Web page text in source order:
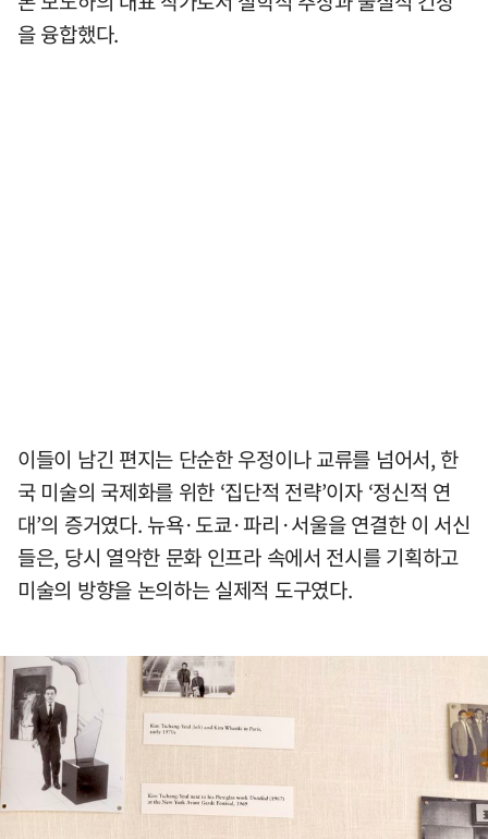
을 융합했다.
이들이 남긴 편지는 단순한 우정이나 교류를 넘어서, 한
국 미술의 국제화를 위한 ‘집단적 전략’이자 ‘정신적 연
대’의 증거였다. 뉴욕·도쿄·파리·서울을 연결한 이 서신
들은, 당시 열악한 문화 인프라 속에서 전시를 기획하고
미술의 방향을 논의하는 실제적 도구였다.